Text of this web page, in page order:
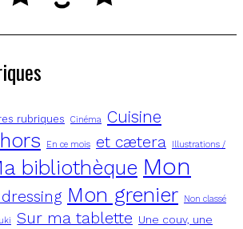
rubriques Cinéma Cuisine
En ce mois et cætera Illustrations /
bibliothèque Mon
Mon grenier Non classé
Sur ma tablette Une couv, une